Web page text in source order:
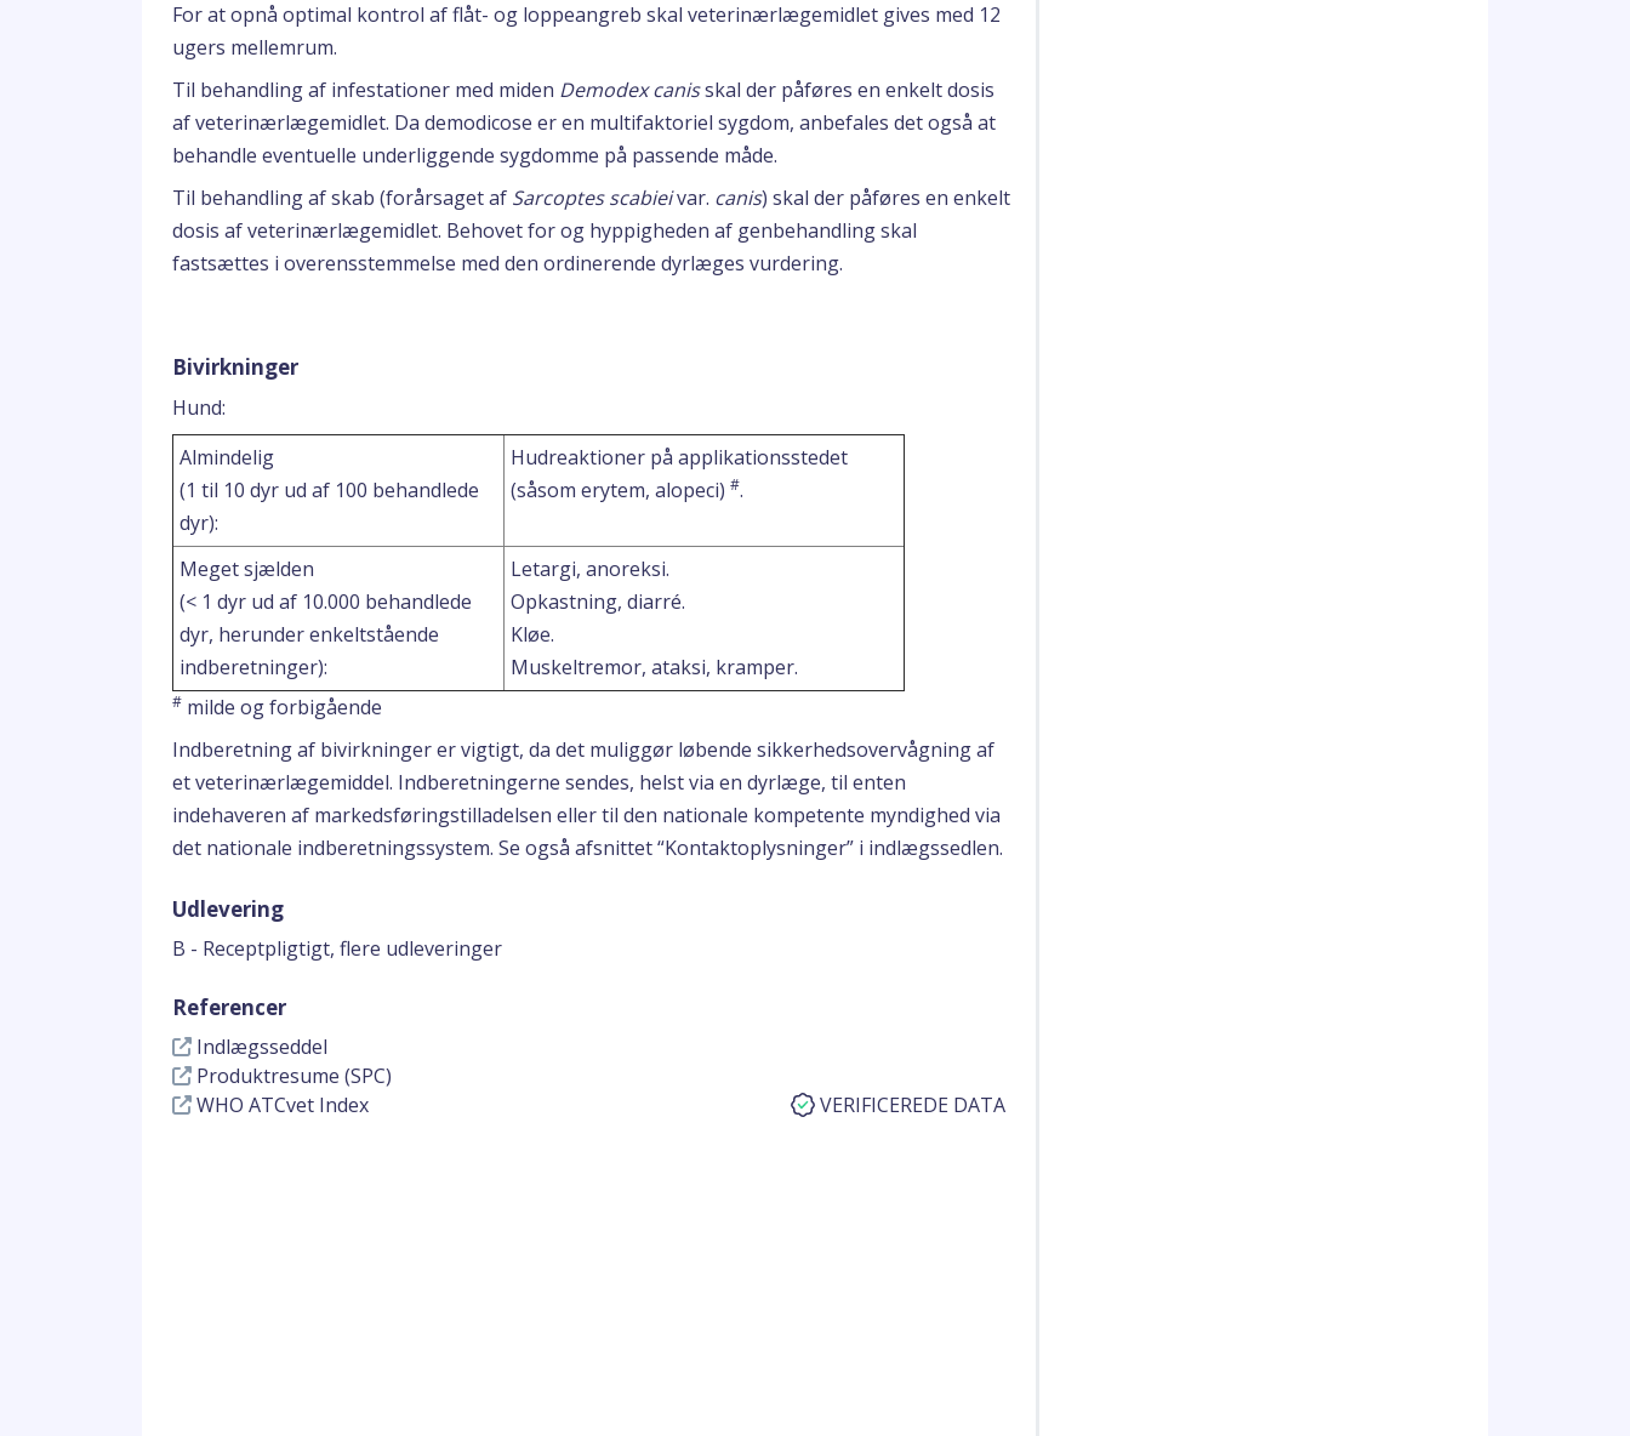
For at opnå optimal kontrol af flåt- og loppeangreb skal veterinærlægemidlet gives med 12
ugers mellemrum.
Til behandling af infestationer med miden Demodex canisskal der påføres en enkelt dosis
af veterinærlægemidlet. Da demodicose er en multifaktoriel sygdom, anbefales det også at
behandle eventuelle underliggende sygdomme på passende måde.
Til behandling af skab (forårsaget af Sarcoptes scabieivar. canis) skal der påføres en enkelt
dosis af veterinærlægemidlet. Behovet for og hyppigheden af genbehandling skal
fastsættes i overensstemmelse med den ordinerende dyrlæges vurdering.
Bivirkninger
Hund:
Almindelig
(1 til 10 dyr ud af 100 behandlede
dyr):
Hudreaktioner på applikationsstedet
(såsom erytem, alopeci) #.
Meget sjælden
(< 1 dyr ud af 10.000 behandlede
dyr, herunder enkeltstående
indberetninger):
Letargi, anoreksi.
Opkastning, diarré.
Kløe.
Muskeltremor, ataksi, kramper.
# milde og forbigående
Indberetning af bivirkninger er vigtigt, da det muliggør løbende sikkerhedsovervågning af
et veterinærlægemiddel. Indberetningerne sendes, helst via en dyrlæge, til enten
indehaveren af markedsføringstilladelsen eller til den nationale kompetente myndighed via
det nationale indberetningssystem. Se også afsnittet “Kontaktoplysninger” i indlægssedlen.
Udlevering
B - Receptpligtigt, flere udleveringer
Referencer
Indlægsseddel
Produktresume (SPC)
WHO ATCvet Index
VERIFICEREDE DATA